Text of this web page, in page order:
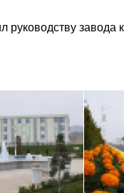
руководству завода